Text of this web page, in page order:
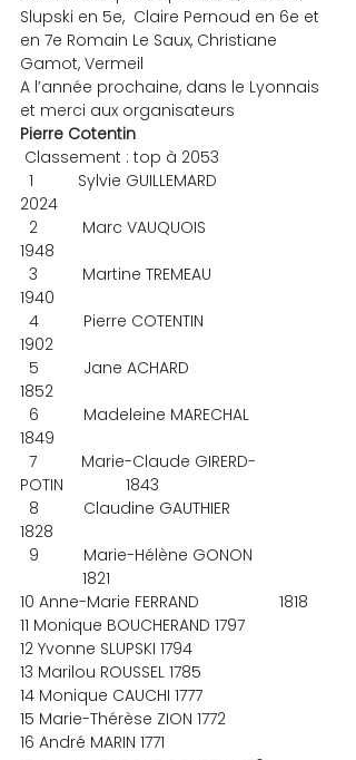
Slupski en 5e,  Claire Pernoud en 6e et
en 7e Romain Le Saux, Christiane
Gamot, Vermeil
A l’année prochaine, dans le Lyonnais
et merci aux organisateurs
Pierre Cotentin
Classement : top à 2053
1          Sylvie GUILLEMARD
2024
2          Marc VAUQUOIS
1948
3          Martine TREMEAU
1940
4          Pierre COTENTIN
1902
5          Jane ACHARD
1852
6          Madeleine MARECHAL
1849
7          Marie-Claude GIRERD-
POTIN              1843
8          Claudine GAUTHIER
1828
9          Marie-Hélène GONON
1821
10 Anne-Marie FERRAND                  1818
11 Monique BOUCHERAND 1797
12 Yvonne SLUPSKI 1794
13 Marilou ROUSSEL 1785
14 Monique CAUCHI 1777
15 Marie-Thérèse ZION 1772
16 André MARIN 1771